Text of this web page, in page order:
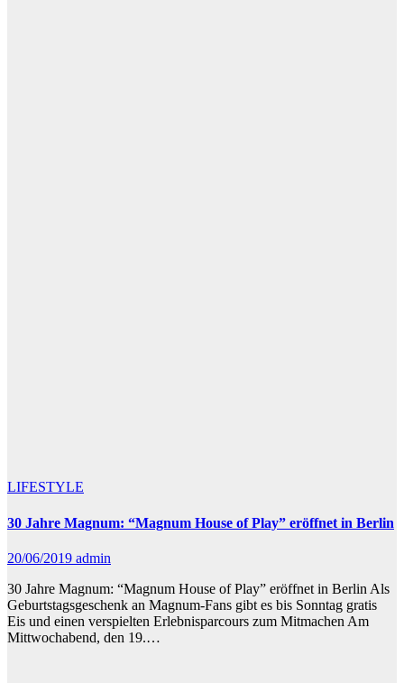
LIFESTYLE
30 Jahre Magnum: “Magnum House of Play” eröffnet in Berlin
20/06/2019 admin
30 Jahre Magnum: “Magnum House of Play” eröffnet in Berlin Als
Geburtstagsgeschenk an Magnum-Fans gibt es bis Sonntag gratis
Eis und einen verspielten Erlebnisparcours zum Mitmachen Am
Mittwochabend, den 19.…